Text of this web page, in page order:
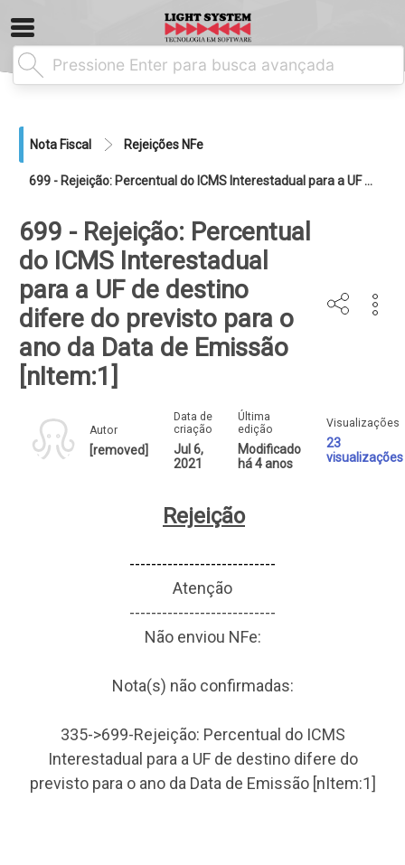
Nota Fiscal Rejeições NFe
699 - Rejeição: Percentual do ICMS Interestadual para a UF de destino difere do previsto para o ano da Data de Emissão [nItem:1]
699 - Rejeição: Percentual
do ICMS Interestadual
para a UF de destino
difere do previsto para o
ano da Data de Emissão
[nItem:1]
Autor
[removed]
Data de
criação
Jul 6,
2021
Última
edição
Modificado
há 4 anos
Visualizações
23
visualizações
Rejeição
---------------------------
Atenção
---------------------------
Não enviou NFe:
Nota(s) não confirmadas:
335->699-Rejeição: Percentual do ICMS
Interestadual para a UF de destino difere do
previsto para o ano da Data de Emissão [nItem:1]